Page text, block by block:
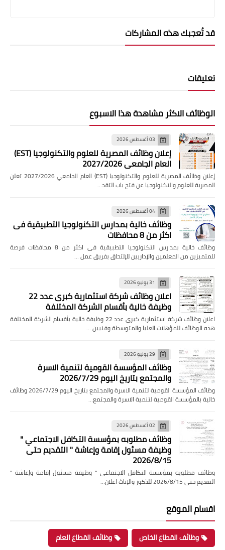
قد تُعجبك هذه المشاركات
تعليقات
الوظائف الاكثر مشاهدة هذا الاسبوع
03 أغسطس 2026
إعلان وظائف المصرية للعلوم والتكنولوجيا (EST)
العام الجامعي 2027/2026
إعلان وظائف المصرية للعلوم والتكنولوجيا (EST) العام الجامعي 2027/2026 تعلن
المصرية للعلوم والتكنولوجيا عن فتح باب التقد…
04 أغسطس 2026
وظائف خالية بمدارس التكنولوجيا التطبيقية فى
اكثر من 8 محافظات
وظائف خالية بمدارس التكنولوجيا التطبيقية فى اكثر من 8 محافظات فرصة
للمتميزين من المعلمين والإداريين للإلتحاق بفريق عمل …
31 يوليو 2026
اعلان وظائف شركة استثمارية كبرى عدد 22
وظيفة خالية بأقسام الشركة المختلفة
اعلان وظائف شركة استثمارية كبرى عدد 22 وظيفة خالية بأقسام الشركة المختلفة
هذه الوظائف للمؤهلات العليا والمتوسطة وفنيين …
29 يوليو 2026
وظائف المؤسسة القومية لتنمية الاسرة
والمجتمع بتاريخ اليوم 2026/7/29
وظائف المؤسسة القومية لتنمية الاسرة والمجتمع بتاريخ اليوم 2026/7/29 وظائف
خالية بالمؤسسة القومية لتنمية الاسرة والمجتمع…
02 أغسطس 2026
وظائف مطلوبه بمؤسسة التكافل الاجتماعي "
وظيفة مسئول إقامة وإعاشة " التقديم حتى
2026/8/15
وظائف مطلوبه بمؤسسة التكافل الاجتماعي " وظيفة مسئول إقامة وإعاشة "
التقديم حتى 2026/8/15 للذكور والإناث اعلان…
اقسام الموقع
وظائف القطاع الخاص وظائف القطاع العام